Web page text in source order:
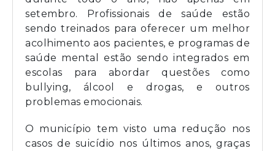
setembro. Profissionais de saúde estão
sendo treinados para oferecer um melhor
acolhimento aos pacientes, e programas de
saúde mental estão sendo integrados em
escolas para abordar questões como
bullying, álcool e drogas, e outros
problemas emocionais.
O município tem visto uma redução nos
casos de suicídio nos últimos anos, graças